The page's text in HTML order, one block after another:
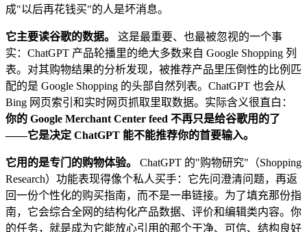
成"以后再花钱买"的人是坏消息。
它主要读谷歌的数据。
这是最重要、也最被忽视的一个事
实：ChatGPT 产品轮播里的绝大多数来自 Google Shopping 列
表。对其购物结果的分析发现，被推荐产品里压倒性的比例匹
配的是 Google Shopping 的头部自然列表。ChatGPT 也会从
Bing 网页索引和实时网页抓取里取数据。实际含义很直白：
你的 Google Merchant Center feed 不再只是给谷歌用的了
——它是决定 ChatGPT 能不能推荐你的首要输入。
它用的是专门的购物体验。
ChatGPT 的"购物研究"（Shopping
Research）功能表现得像个私人买手：它先问澄清问题，再返
回一份个性化的购买指南，而不是一串链接。为了填充那份指
南，它会综合全网的结构化产品数据、评价和编辑类内容。你
的任务，就是成为它能放心引用的那个干净、可信、结构良好